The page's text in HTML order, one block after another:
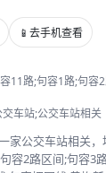
📱 去手机查看
11路;句容1路;句容
车站;公交车站相关
家公交车站相关
容2路区间;句容3